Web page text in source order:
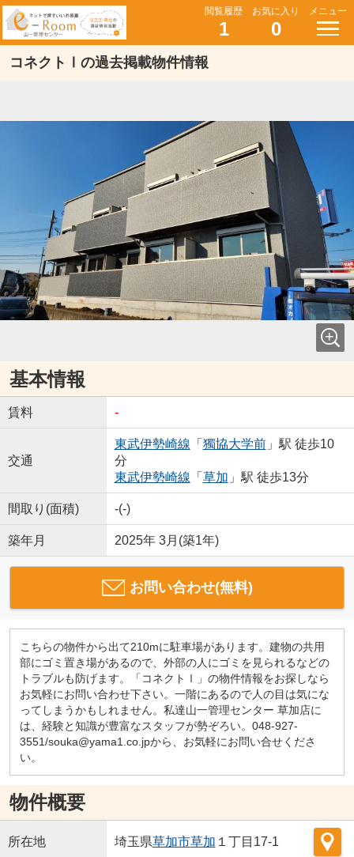
閲覧履歴
1
お気に入り
0
メニュー
コネクトⅠの過去掲載物件情報
基本情報
賃料 -
交通
東武伊勢崎線 「 獨協大学前」駅 徒歩10
分
東武伊勢崎線 「 草加 」駅 徒歩13分
間取り(面積) -(-)
築年月 2025年 3月(築1年)
お問い合わせ(無料)
こちらの物件から出て210mに駐車場があります。建物の共用
部にゴミ置き場があるので、外部の人にゴミを見られるなどの
トラブルも防げます。「コネクトⅠ」の物件情報をお探しなら
お気軽にお問い合わせ下さい。一階にあるので人の目は気にな
ってしまうかもしれません。私達山一管理センター 草加店に
は、経験と知識が豊富なスタッフが勢ぞろい。048-927-
3551/souka@yama1.co.jpから、お気軽にお問い合せくださ
い。
物件概要
所在地 埼玉県草加市草加 １丁目17-1